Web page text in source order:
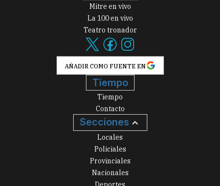
Mitre en vivo
La 100 en vivo
Teatro tronador
AÑADIR COMO FUENTE EN
Tiempo
Tiempo
Contacto
Secciones
Locales
Policiales
Provinciales
Nacionales